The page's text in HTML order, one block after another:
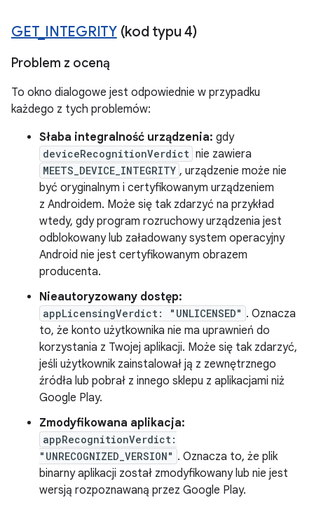
GET_ INTEGRITY(kod typu 4)
Problem z oceną
To okno dialogowe jest odpowiednie w przypadku
każdego z tych problemów:
Słaba integralność urządzenia: gdy
deviceRecognitionVerdict nie zawiera
MEETS_DEVICE_INTEGRITY , urządzenie może nie
być oryginalnym i certyfikowanym urządzeniem
z Androidem. Może się tak zdarzyć na przykład
wtedy, gdy program rozruchowy urządzenia jest
odblokowany lub załadowany system operacyjny
Android nie jest certyfikowanym obrazem
producenta.
Nieautoryzowany dostęp:
appLicensingVerdict: "UNLICENSED" . Oznacza
to, że konto użytkownika nie ma uprawnień do
korzystania z Twojej aplikacji. Może się tak zdarzyć,
jeśli użytkownik zainstalował ją z zewnętrznego
źródła lub pobrał z innego sklepu z aplikacjami niż
Google Play.
Zmodyfikowana aplikacja:
appRecognitionVerdict:
"UNRECOGNIZED_VERSION" . Oznacza to, że plik
binarny aplikacji został zmodyfikowany lub nie jest
wersją rozpoznawaną przez Google Play.